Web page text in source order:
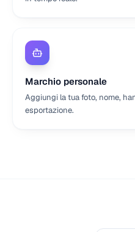
Marchio personale
Aggiungi la tua foto, nome,
esportazione.